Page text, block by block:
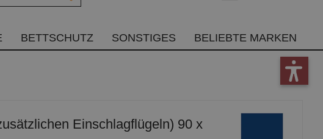
BETTSCHUTZ SONSTIGES BELIEBTE MARKEN
Einschlagflügeln) 90 x